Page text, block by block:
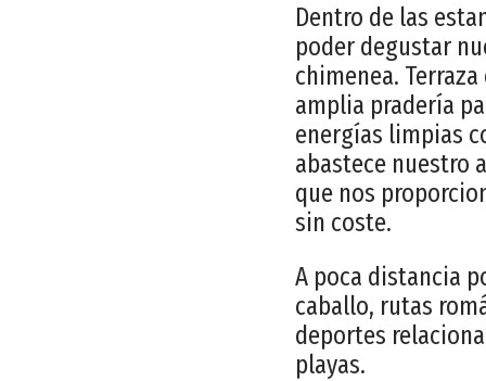
Dentro de las
poder degustar
chimenea.
amplia pradería
energías limpias
abastece nuestro
que nos
sin coste.
A poca distancia
caballo, rutas
deportes
playas.